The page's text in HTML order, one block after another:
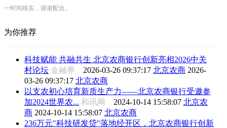
一时间核实，谢谢配合。
为你推荐
科技赋能 共融共生 北京农商银行创新亮相2026中关
村论坛 金融界 2026-03-26 09:37:17 北京农商 2026-
03-26 09:37:17 北京农商
以支农初心培育新质生产力——北京农商银行受邀参
加2024世界农... 和讯网 2024-10-14 15:58:07 北京农
商 2024-10-14 15:58:07 北京农商
236万元"科技研发贷"落地经开区，北京农商银行创新